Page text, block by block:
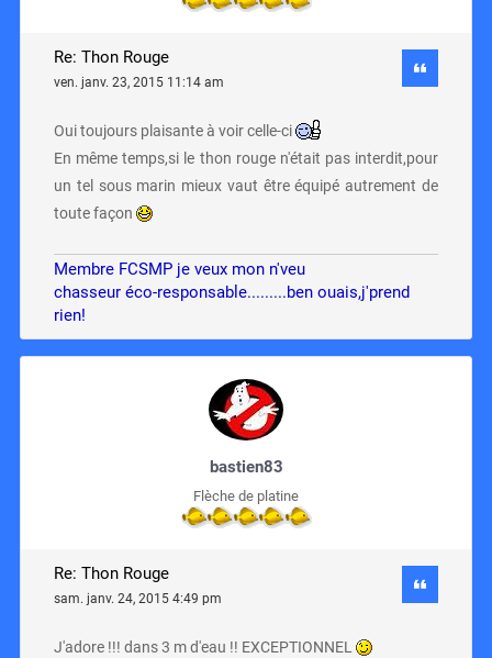
Re: Thon Rouge
ven. janv. 23, 2015 11:14 am
Oui toujours plaisante à voir celle-ci
En même temps,si le thon rouge n'était pas interdit,pour
un tel sous marin mieux vaut être équipé autrement de
toute façon
Membre FCSMP je veux mon n'veu
chasseur éco-responsable.........ben ouais,j'prend
rien!
bastien83
Flèche de platine
Re: Thon Rouge
sam. janv. 24, 2015 4:49 pm
J'adore !!! dans 3 m d'eau !! EXCEPTIONNEL